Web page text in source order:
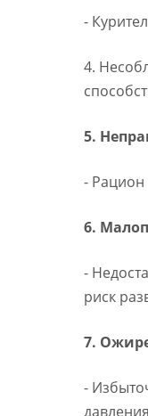
-
4.
5.
- Рацион
6.
-
риск
7.
-